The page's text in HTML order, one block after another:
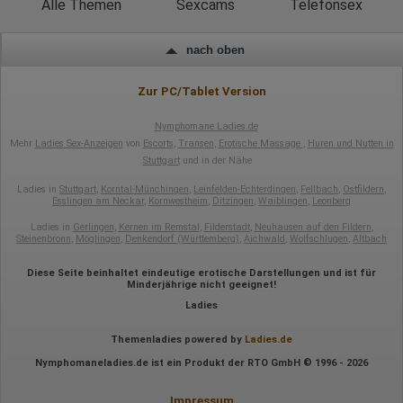
Hotjar
Wir nutzen Hotjar als Webanalysedient. Es wird verwendet, um
Daten über das Benutzerverhalten zu sammeln. Hotjar kann
Informationen verarbeiten.
Datum und Uhrzeit des Besuchs
Gerätetyp
IP-Adresse
Mausbewegungen
Referrer URL
Bildschirmauflösung
Klicks
Alle Themen Sexcams Telefonsex
nach oben
Zur PC/Tablet Version
Nymphomane Ladies.de
Mehr Ladies Sex-Anzeigen von Escorts, Transen, Erotische Massage , Huren und Nutten in
Stuttgartund in der Nähe
Ladies in Stuttgart, Korntal-Münchingen, Leinfelden-Echterdingen, Fellbach, Ostfildern,
Esslingen am Neckar, Kornwestheim, Ditzingen, Waiblingen, Leonberg
Ladies in Gerlingen, Kernen im Remstal , Filderstadt, Neuhausen auf den Fildern,
Steinenbronn, Möglingen, Denkendorf (Württemberg), Aichwald , Wolfschlugen, Altbach
Diese Seite beinhaltet eindeutige erotische Darstellungen und ist für
Minderjährige nicht geeignet!
Ladies
Themenladies powered by Ladies.de
Nymphomaneladies.de ist ein Produkt der RTO GmbH © 1996 - 2026